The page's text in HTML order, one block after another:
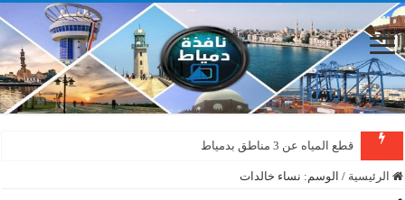
قطع المياه عن 3 مناطق بدمياط
الرئيسية / الوسم: نساء خالدات